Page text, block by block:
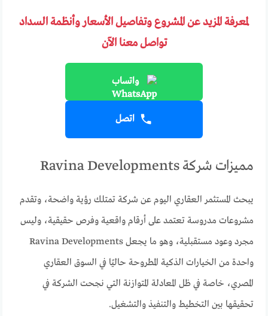
لمعرفة المزيد عن المشروع وتفاصيل الأسعار وأنظمة السداد
تواصل معنا الآن
واتساب
اتصل
مميزات شركة Ravina Developments
يبحث المستثمر العقاري اليوم عن شركة تمتلك رؤية واضحة، وتقدم
مشروعات مدروسة تعتمد على أرقام واقعية وفرص حقيقية، وليس
مجرد وعود مستقبلية، وهو ما يجعل Ravina Developments
واحدة من الخيارات الذكية المطروحة حاليًا في السوق العقاري
المصري، خاصة في ظل المعادلة المتوازنة التي نجحت الشركة في
تحقيقها بين التخطيط والتنفيذ والتشغيل.